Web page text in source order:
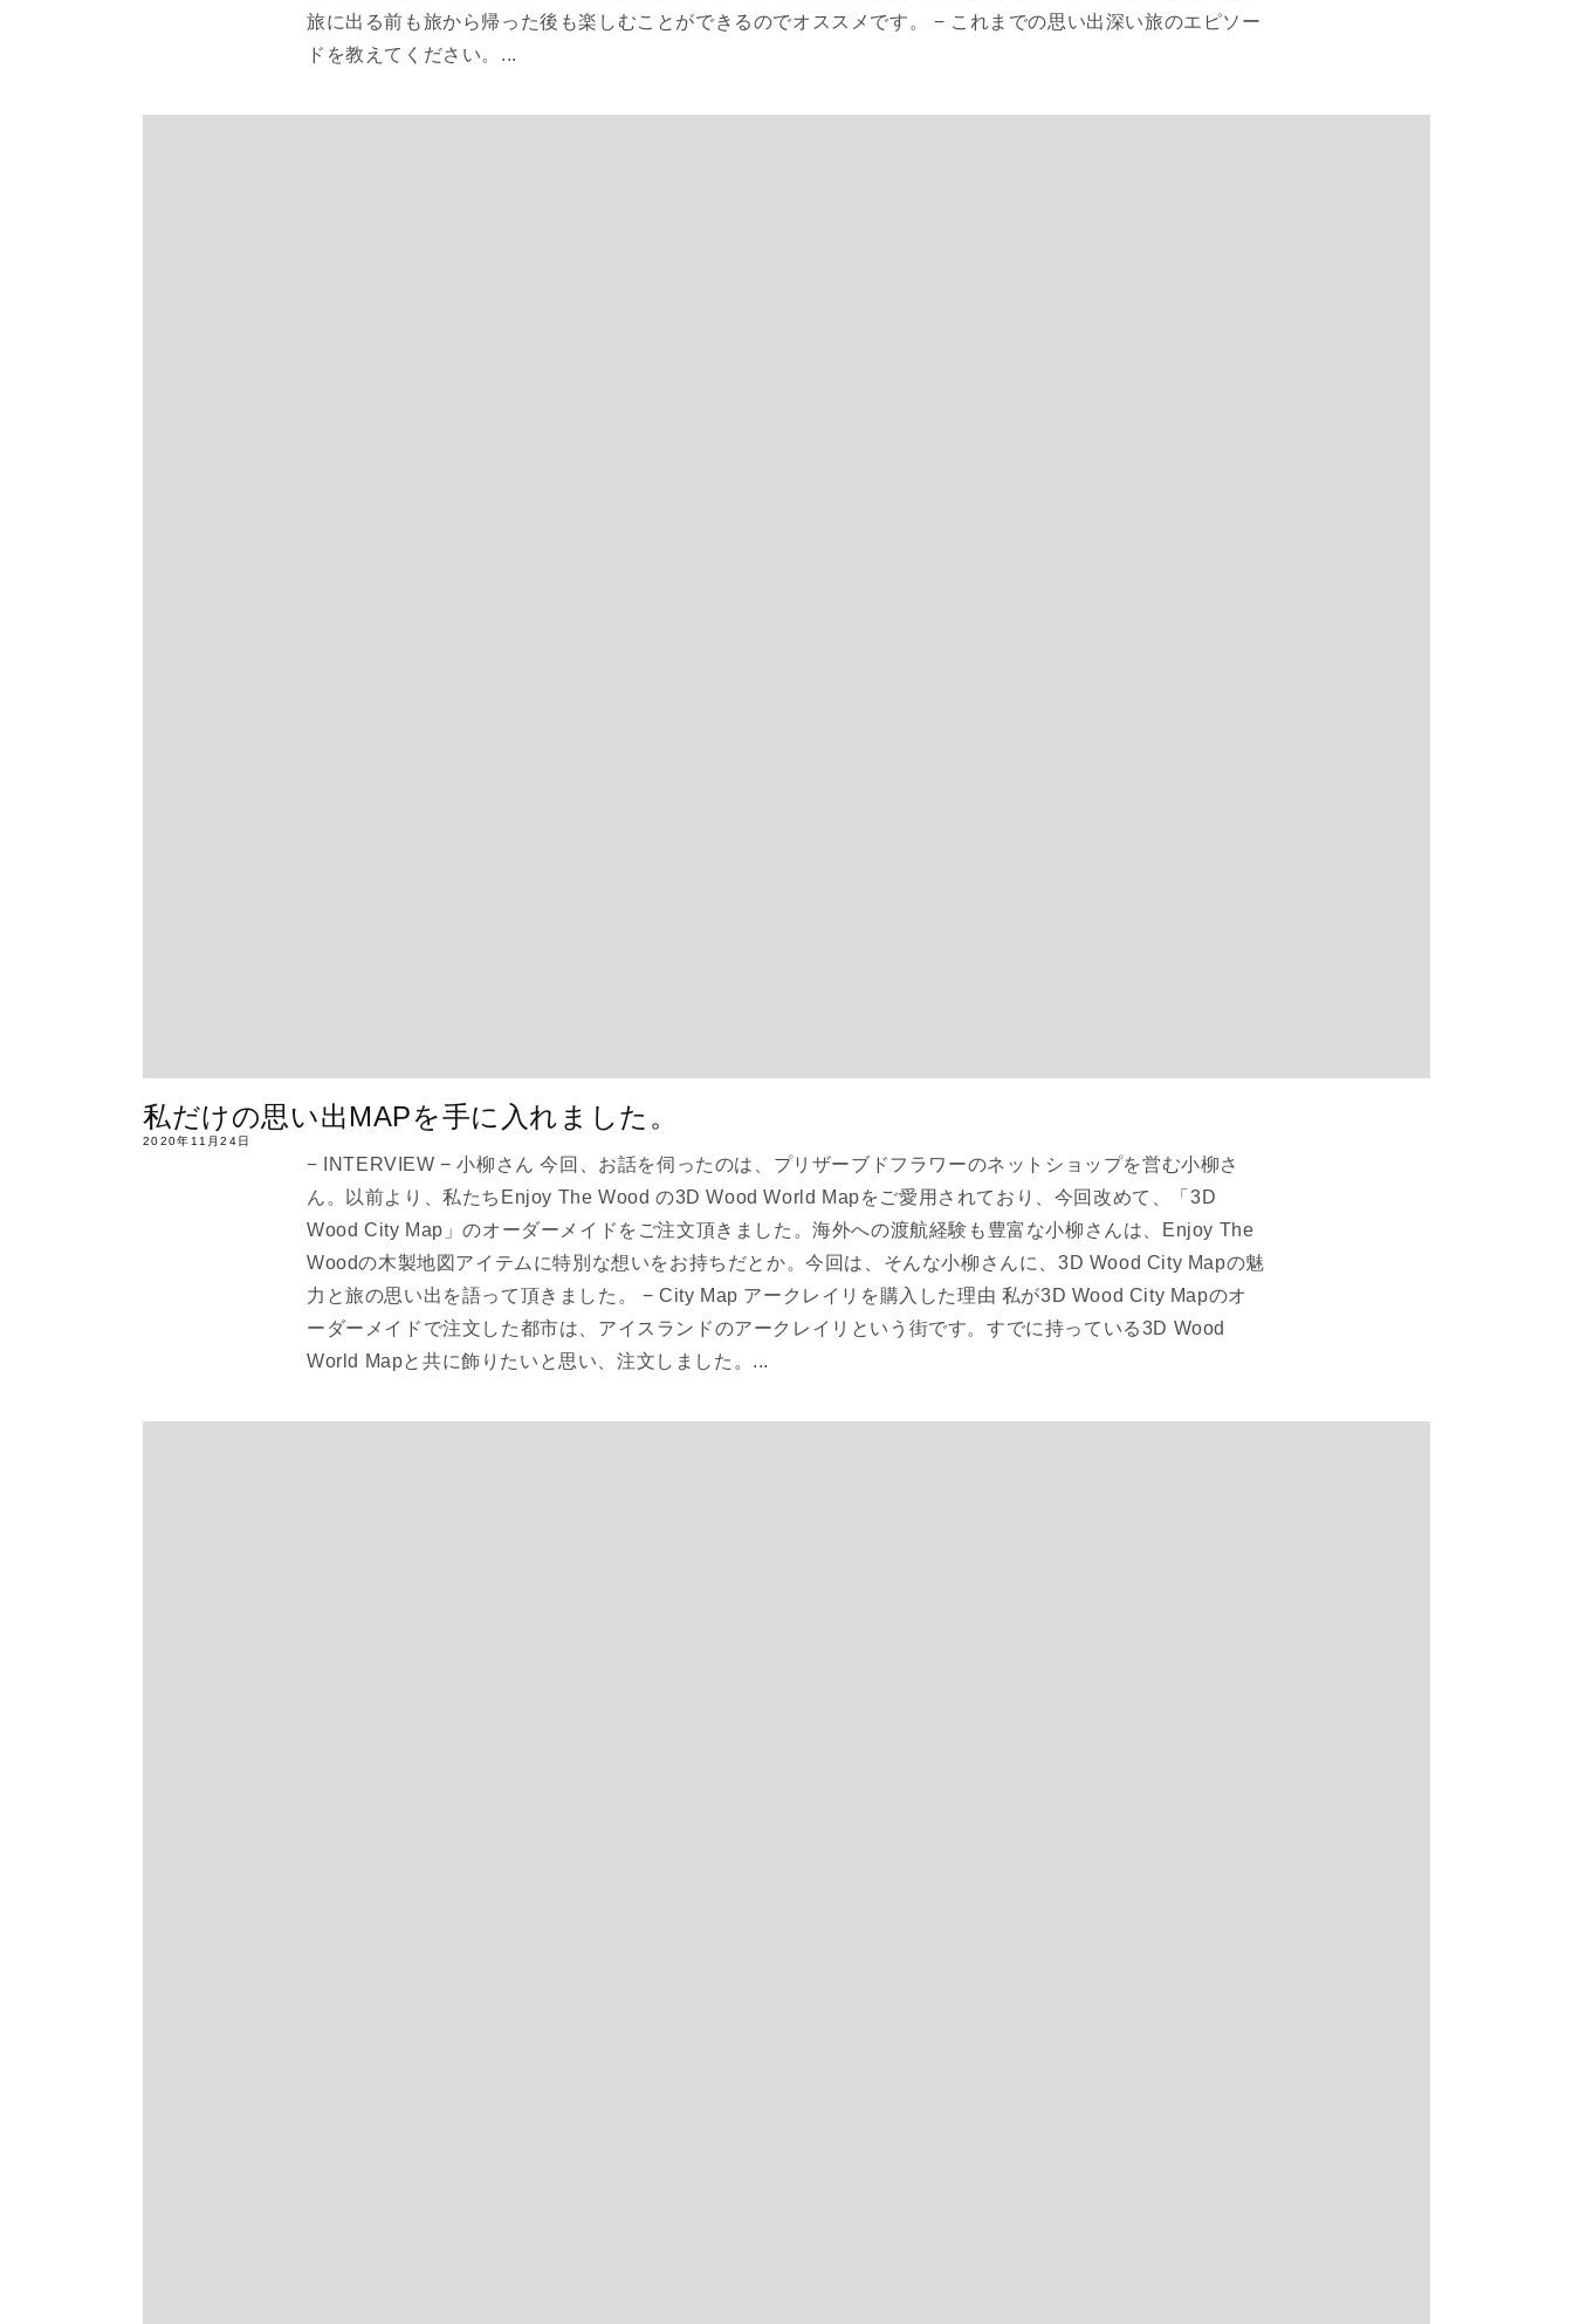
旅に出る前も旅から帰った後も楽しむことができるのでオススメです。 − これまでの思い出深い旅のエピソー
ドを教えてください。...
私だけの思い出MAPを手に入れました。
2020年11月24日
− INTERVIEW − 小柳さん 今回、お話を伺ったのは、プリザーブドフラワーのネットショップを営む小柳さ
ん。以前より、私たちEnjoy The Wood の3D Wood World Mapをご愛用されており、今回改めて、「3D
Wood City Map」のオーダーメイドをご注文頂きました。海外への渡航経験も豊富な小柳さんは、Enjoy The
Woodの木製地図アイテムに特別な想いをお持ちだとか。今回は、そんな小柳さんに、3D Wood City Mapの魅
力と旅の思い出を語って頂きました。 − City Map アークレイリを購入した理由 私が3D Wood City Mapのオ
ーダーメイドで注文した都市は、アイスランドのアークレイリという街です。すでに持っている3D Wood
World Mapと共に飾りたいと思い、注文しました。...